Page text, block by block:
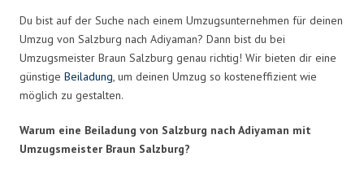
Du bist auf der Suche nach einem Umzugsunternehmen für deinen
Umzug von Salzburg nach Adiyaman? Dann bist du bei
Umzugsmeister Braun Salzburg genau richtig! Wir bieten dir eine
günstige Beiladung, um deinen Umzug so kosteneffizient wie
möglich zu gestalten.
Warum eine Beiladung von Salzburg nach Adiyaman mit
Umzugsmeister Braun Salzburg?